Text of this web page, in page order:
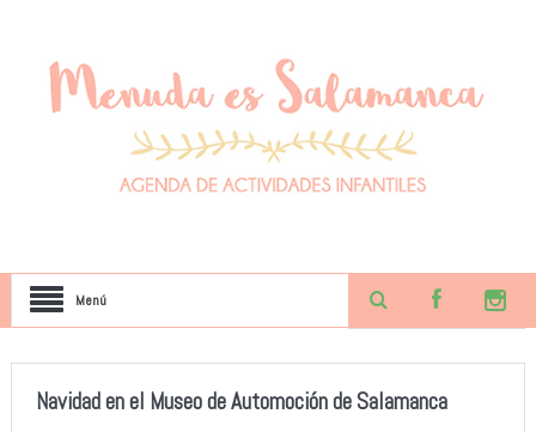
Menú
Navidad en el Museo de Automoción de Salamanca